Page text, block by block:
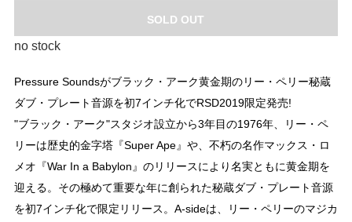
SOLD OUT
no stock
Pressure Soundsがブラック・アーク黄金期のリー・ペリー秘蔵
ダブ・プレート音源を初7インチ化でRSD2019限定発売!
"ブラック・アーク"スタジオ設立から3年目の1976年、リー・ペ
リーは歴史的金字塔『Super Ape』や、不朽の名作マックス・ロ
メオ『War In a Babylon』のリリースにより名実ともに黄金期を
迎える。その極めて重要な年に創られた秘蔵ダブ・プレート音源
を初7インチ化で限定リリース。A-sideは、リー・ペリーのマジカ